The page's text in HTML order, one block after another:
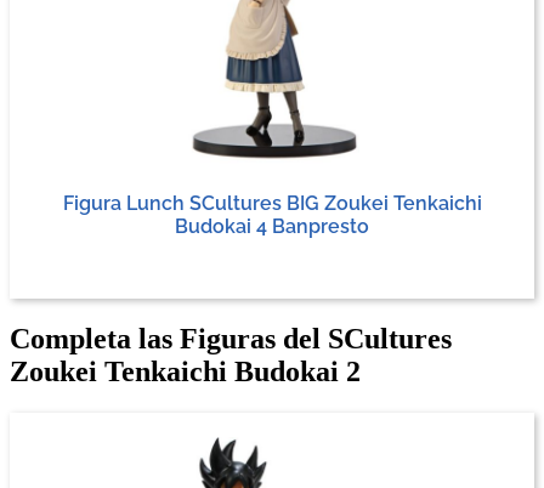
Figura Lunch SCultures BIG Zoukei Tenkaichi
Budokai 4 Banpresto
Completa las Figuras del SCultures
Zoukei Tenkaichi Budokai 2